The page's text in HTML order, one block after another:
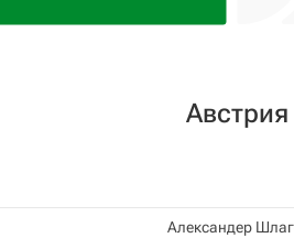
Австрия
Александер